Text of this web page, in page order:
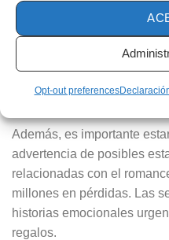
Opt-out preferences
información que decides
publicar detalles
trabajo o cualquier otra
describan sin comprometer
Además, es importante
advertencia de posibles
relacionadas con el
millones en pérdidas. Las
historias emocionales
regalos.